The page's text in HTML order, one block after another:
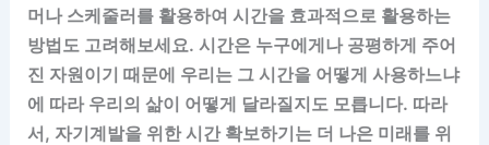
머나 스케줄러를 활용하여 시간을 효과적으로 활용하는
방법도 고려해보세요. 시간은 누구에게나 공평하게 주어
진 자원이기 때문에 우리는 그 시간을 어떻게 사용하느냐
에 따라 우리의 삶이 어떻게 달라질지도 모릅니다. 따라
서, 자기계발을 위한 시간 확보하기는 더 나은 미래를 위